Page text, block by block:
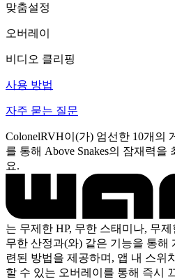
맞춤설정
오버레이
비디오 클리핑
사용 방법
자주 묻는 질문
ColonelRVH이(가) 엄선한 10개의
를 통해 Above Snakes의 잠재력을
요.
는 무제한 HP, 무한 스태미나, 무
무한 산정과(와) 같은 기능을 통해
련된 방법을 제공하며, 앱 내 스위
할 수 있는 오버레이를 통해 즉시